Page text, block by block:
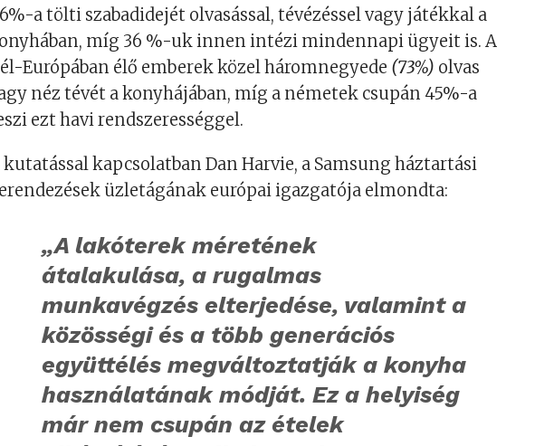
a tölti szabadidejét olvasással, tévézéssel vagy játékkal a
míg 36 %-uk innen intézi mindennapi ügyeit is. A
Európában élő emberek közel háromnegyede (73%) olvas
néz tévét a konyhájában, míg a németek csupán 45%-a
ezt havi rendszerességgel.
kutatással kapcsolatban Dan Harvie, a Samsung háztartási
üzletágának európai igazgatója elmondta:
„A lakóterek méretének
átalakulása, a rugalmas
munkavégzés elterjedése, valamint a
közösségi és a több generációs
együttélés megváltoztatják a konyha
használatának módját. Ez a helyiség
már nem csupán az ételek